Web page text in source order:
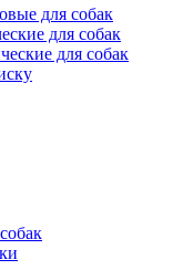
для собак
для собак
для собак